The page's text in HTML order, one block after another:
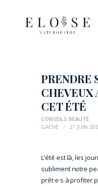
PRENDRE
CHEVEUX
CET ÉTÉ
CONSEILS BEAUTÉ
GACHÉ
27 JUIN
L’été est là, les
subliment notre
prêt·e·s à profiter